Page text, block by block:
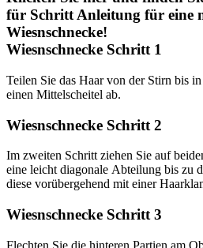
Wiesnschnecke Schritt 1
Teilen Sie das Haar von der Stirn bis
einen Mittelscheitel ab.
Wiesnschnecke Schritt 2
Im zweiten Schritt ziehen Sie auf
eine leicht diagonale Abteilung bis zu
diese vorübergehend mit einer
Wiesnschnecke Schritt 3
Flechten Sie die hinteren Partien am